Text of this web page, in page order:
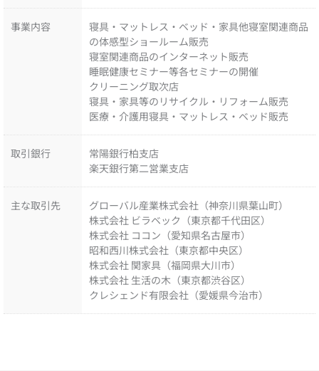
事業内容
寝具・マットレス・ベッド・家具他寝室関連商品
の体感型ショールーム販売
寝室関連商品のインターネット販売
睡眠健康セミナー等各セミナーの開催
クリーニング取次店
寝具・家具等のリサイクル・リフォーム販売
医療・介護用寝具・マットレス・ベッド販売
取引銀行
常陽銀行柏支店
楽天銀行第二営業支店
主な取引先
グローバル産業株式会社（神奈川県葉山町）
株式会社 ビラベック（東京都千代田区）
株式会社 ココン（愛知県名古屋市）
昭和西川株式会社（東京都中央区）
株式会社 関家具（福岡県大川市）
株式会社 生活の木（東京都渋谷区）
クレシェンド有限会社（愛媛県今治市）